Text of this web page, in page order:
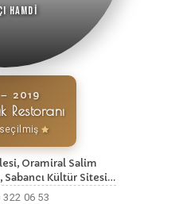
Hamdi
2019
Restoranı
Oramiral Salim
Kültür Sitesi
No:7, Izmit, Kocaeli
322 06 53